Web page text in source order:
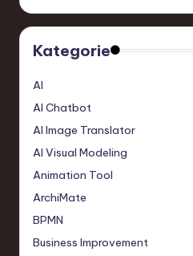
Kategorie
AI
AI Chatbot
AI Image Translator
AI Visual Modeling
Animation Tool
ArchiMate
BPMN
Business Improvement